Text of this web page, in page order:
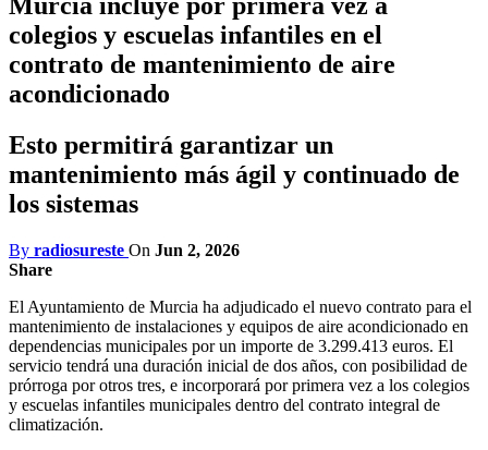
colegios y escuelas infantiles en el
contrato de mantenimiento de aire
acondicionado
Esto permitirá garantizar un
mantenimiento más ágil y continuado de
los sistemas
By radiosureste On Jun 2, 2026
Share
El Ayuntamiento de Murcia ha adjudicado el nuevo contrato para el
mantenimiento de instalaciones y equipos de aire acondicionado en
dependencias municipales por un importe de 3.299.413 euros. El
servicio tendrá una duración inicial de dos años, con posibilidad de
prórroga por otros tres, e incorporará por primera vez a los colegios
y escuelas infantiles municipales dentro del contrato integral de
climatización.